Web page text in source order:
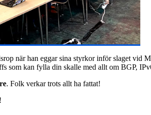
när han eggar sina styrkor inför slaget vid
som kan fylla din skalle med allt om BGP,
. Folk verkar trots allt ha fattat!